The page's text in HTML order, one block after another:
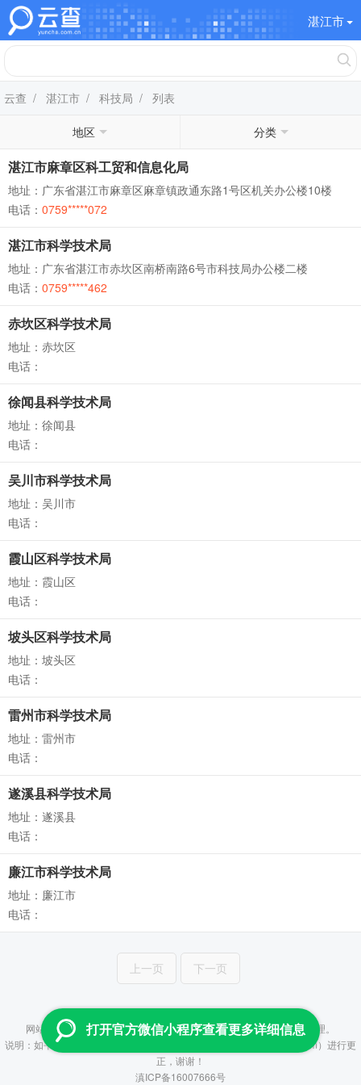
湛江市
云查 / 湛江市 / 科技局 / 列表
地区 分类
湛江市麻章区科工贸和信息化局
地址：广东省湛江市麻章区麻章镇政通东路1号区机关办公楼10楼
电话： 0759*****072
湛江市科学技术局
地址：广东省湛江市赤坎区南桥南路6号市科技局办公楼二楼
电话： 0759*****462
赤坎区科学技术局
地址：赤坎区
电话：
徐闻县科学技术局
地址：徐闻县
电话：
吴川市科学技术局
地址：吴川市
电话：
霞山区科学技术局
地址：霞山区
电话：
坡头区科学技术局
地址：坡头区
电话：
雷州市科学技术局
地址：雷州市
电话：
遂溪县科学技术局
地址：遂溪县
电话：
廉江市科学技术局
地址：廉江市
电话：
上一页 下一页
Copyright © 2013-2026 云查 All Rights Reserved
网站所提供数据均来自政府及事业单位公开信息，并通过人工进行整理。
说明：如平台所提供信息有误，烦请联系管理员（fenzhiyun@aliyun.com）进行更
正，谢谢！
滇ICP备16007666号
打开官方微信小程序查看更多详细信息